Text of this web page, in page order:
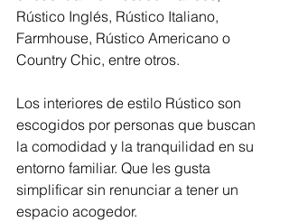
Rústico Inglés, Rústico Italiano,
Farmhouse, Rústico Americano o
Country Chic, entre otros.
Los interiores de estilo Rústico son
escogidos por personas que buscan
la comodidad y la tranquilidad en su
entorno familiar. Que les gusta
simplificar sin renunciar a tener un
espacio acogedor.